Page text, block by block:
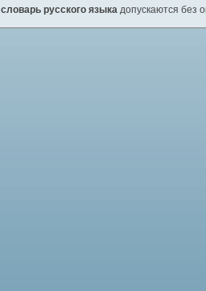
словарь русского языка допускаются без